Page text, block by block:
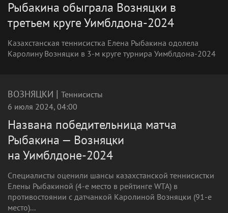
Рыбакина обыграла Возняцки в
третьем круге Уимблдона-2024
Казахстанская теннисистка Елена Рыбакина одолела
Каролину Возняцки в 3-м круге турнира Уимблдона-2024
ВОЗНЯЦКИ | Теннисисты
6 июля 2024, 04:00
Названа победительница матча
Рыбакина — Возняцки
на Уимблдоне-2024
Специалисты оценили шансы казахстанской теннисистки
Елены Рыбакиной (4-е место в рейтинге WTA) в
противостоянии с датчанкой Каролиной Возняцки (91-е
место)...